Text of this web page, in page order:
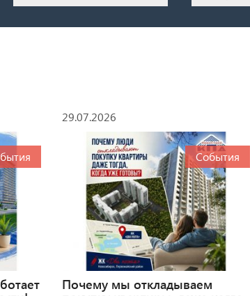
29.07.2026
События
Почему мы откладываем